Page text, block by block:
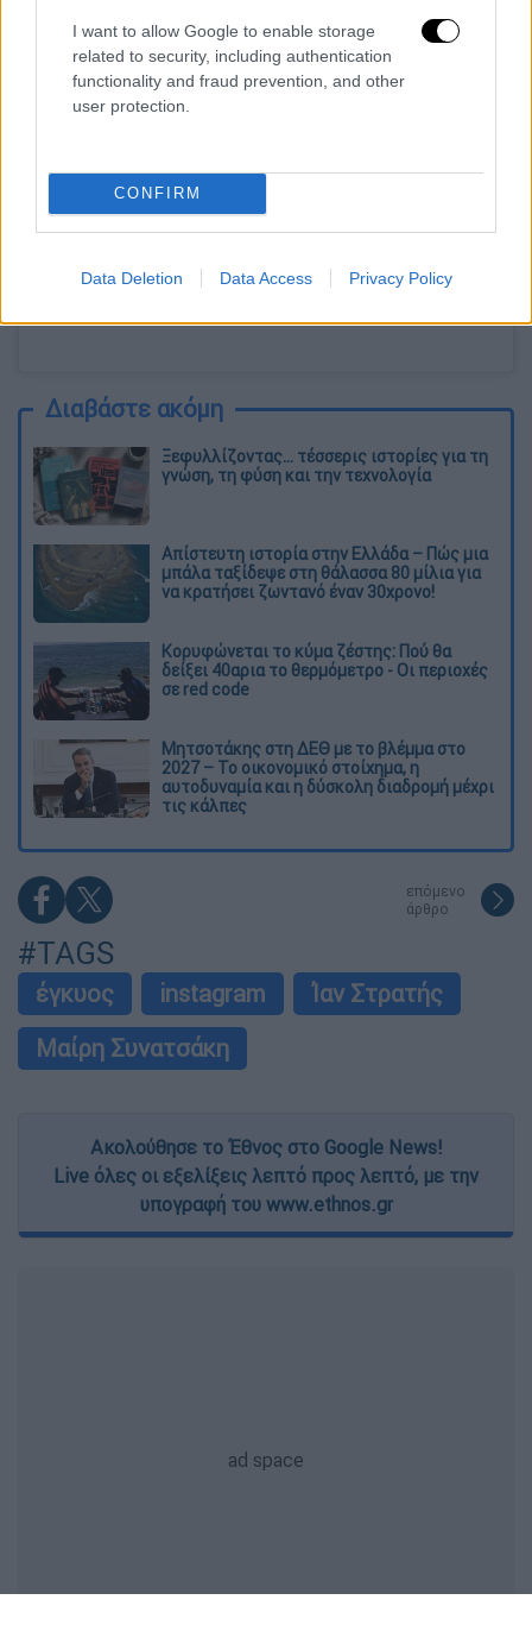
I want to allow Google to enable storage
related to security, including authentication
functionality and fraud prevention, and other
user protection.
CONFIRM
Data Deletion Data Access Privacy Policy
Διαβάστε ακόμη
Ξεφυλλίζοντας... τέσσερις ιστορίες για τη
γνώση, τη φύση και την τεχνολογία
Απίστευτη ιστορία στην Ελλάδα – Πώς μια
μπάλα ταξίδεψε στη θάλασσα 80 μίλια για
να κρατήσει ζωντανό έναν 30χρονο!
Κορυφώνεται το κύμα ζέστης: Πού θα
δείξει 40αρια το θερμόμετρο - Οι περιοχές
σε red code
Μητσοτάκης στη ΔΕΘ με το βλέμμα στο
2027 – Το οικονομικό στοίχημα, η
αυτοδυναμία και η δύσκολη διαδρομή μέχρι
τις κάλπες
επόμενο
άρθρο
#TAGS
έγκυος instagram
Ίαν Στρατής
Μαίρη Συνατσάκη
Ακολούθησε το Έθνος στο Google News!
Live όλες οι εξελίξεις λεπτό προς λεπτό, με την
υπογραφή του www.ethnos.gr